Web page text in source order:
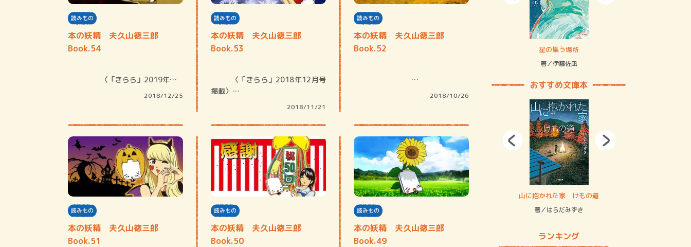
読みもの
本の妖精 夫久山徳三郎
Book.54
〈「きらら」2019年…
2018/12/25
読みもの
本の妖精 夫久山徳三郎
Book.53
掲載〉…
2018/11/21
読みもの
本の妖精 夫久山徳三郎
Book.52
…
2018/10/26
読みもの
本の妖精 夫久山徳三郎
Book.51
読みもの
本の妖精 夫久山徳三郎
Book.50
読みもの
本の妖精 夫久山徳三郎
Book.49
賞金稼ぎスリーサム！ 二重拘束の… 星の集う場所
著／伊藤佐凪
おすすめ文庫本
ロボット・イン・ザ・システム 山に抱かれた家 けもの道
著／はらだみずき
ランキング